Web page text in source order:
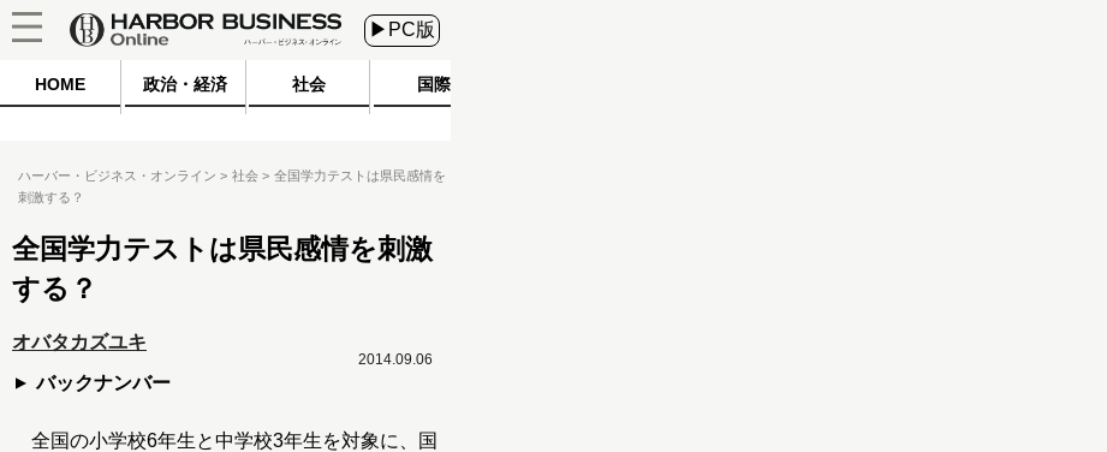
▶PC版
HOME 政治・経済 社会 国際
ハーバー・ビジネス・オンライン 社会
全国学力テストは県民感情を
刺激する？
全国学力テストは県民感情を刺激
する？
オバタカズユキ
バックナンバー
2014.09.06
全国の小学校6年生と中学校3年生を対象に、国